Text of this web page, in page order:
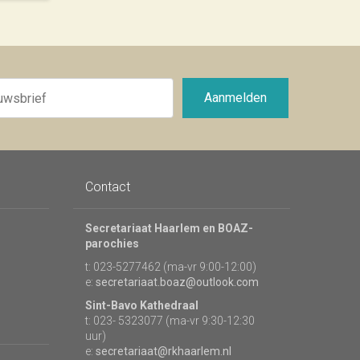
Aanmelden
Contact
Secretariaat Haarlem en BOAZ-
parochies
t: 023-5277462 (ma-vr 9:00-12:00)
e: secretariaat.boaz@outlook.com
Sint-Bavo Kathedraal
t: 023- 5323077 (ma-vr 9:30-12:30
uur)
e: secretariaat@rkhaarlem.nl